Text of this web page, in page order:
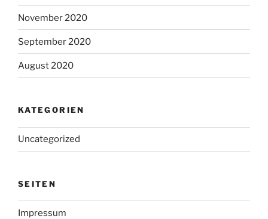
November 2020
September 2020
August 2020
KATEGORIEN
Uncategorized
SEITEN
Impressum